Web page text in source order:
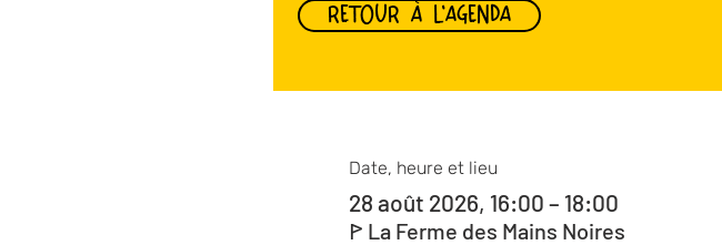
Date, heure et lieu
28 août 2026, 16:00 – 18:00
ꚰ La Ferme des Mains Noires
RETOUR À L'AGENDA